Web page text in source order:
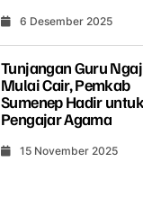
6 Desember 2025
Tunjangan Guru
Mulai Cair, Pemkab
Sumenep Hadir untuk
Pengajar Agama
15 November 2025